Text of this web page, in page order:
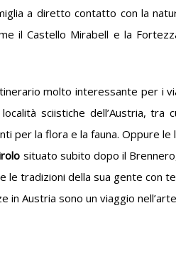
a diretto contatto con la
il Castello Mirabell e la
molto interessante per i
sciistiche dell’Austria, tra
per la flora e la fauna. Oppure le
situato subito dopo il
le tradizioni della sua gente con
in Austria sono un viaggio